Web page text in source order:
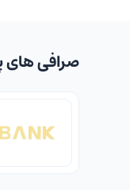
صرافی های